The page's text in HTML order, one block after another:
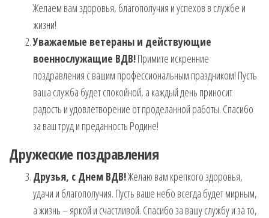
Желаем вам здоровья, благополучия и успехов в службе и
жизни!
Уважаемые ветераны и действующие
военнослужащие ВДВ!Примите искренние
поздравления с вашим профессиональным праздником! Пусть
ваша служба будет спокойной, а каждый день приносит
радость и удовлетворение от проделанной работы. Спасибо
за ваш труд и преданность Родине!
Дружеские поздравления
Друзья, с Днем ВДВ!Желаю вам крепкого здоровья,
удачи и благополучия. Пусть ваше небо всегда будет мирным,
а жизнь – яркой и счастливой. Спасибо за вашу службу и за то,